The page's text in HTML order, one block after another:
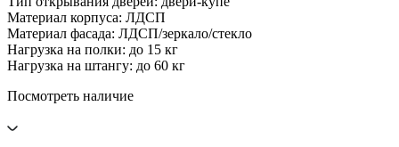
Материал корпуса: ЛДСП
Материал фасада: ЛДСП/зеркало/стекло
Нагрузка на полки: до 15 кг
Нагрузка на штангу: до 60 кг
Посмотреть наличие